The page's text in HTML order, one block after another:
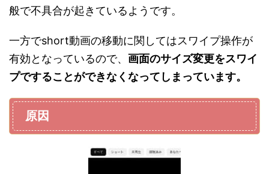
般で不具合が起きているようです。
一方でshort動画の移動に関してはスワイプ操作が
有効となっているので、 画面のサイズ変更をスワイ
プですることができなくなってしまっています。
原因